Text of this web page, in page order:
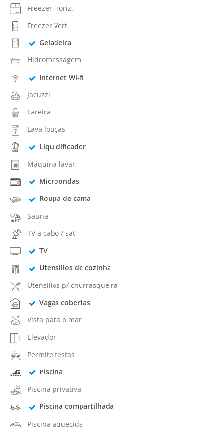
Freezer Horiz.
Freezer Vert.
Geladeira
Hidromassagem
Internet Wi-fi
Jacuzzi
Lareira
Lava louças
Liquidificador
Máquina lavar
Microondas
Roupa de cama
Sauna
TV a cabo / sat
TV
Utensílios de cozinha
Utensílios p/ churrasqueira
Vagas cobertas
Vista para o mar
Elevador
Permite festas
Piscina
Piscina privativa
Piscina compartilhada
Piscina aquecida